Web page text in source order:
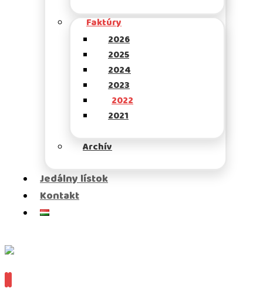
Faktúry
2026
2025
2024
2023
2022
2021
Archív
Jedálny lístok
Kontakt